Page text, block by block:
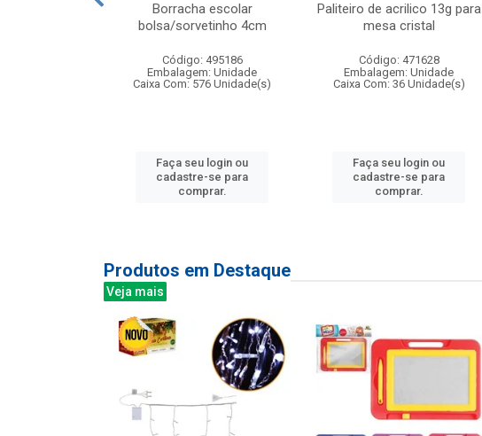
Borracha escolar
bolsa/sorvetinho 4cm
Código: 495186
Embalagem: Unidade
Caixa Com: 576 Unidade(s)
Faça seu login ou
cadastre-se para
comprar.
Paliteiro de acrilico 13g para
mesa cristal
Código: 471628
Embalagem: Unidade
Caixa Com: 36 Unidade(s)
Faça seu login ou
cadastre-se para
comprar.
Produtos em Destaque
Veja mais